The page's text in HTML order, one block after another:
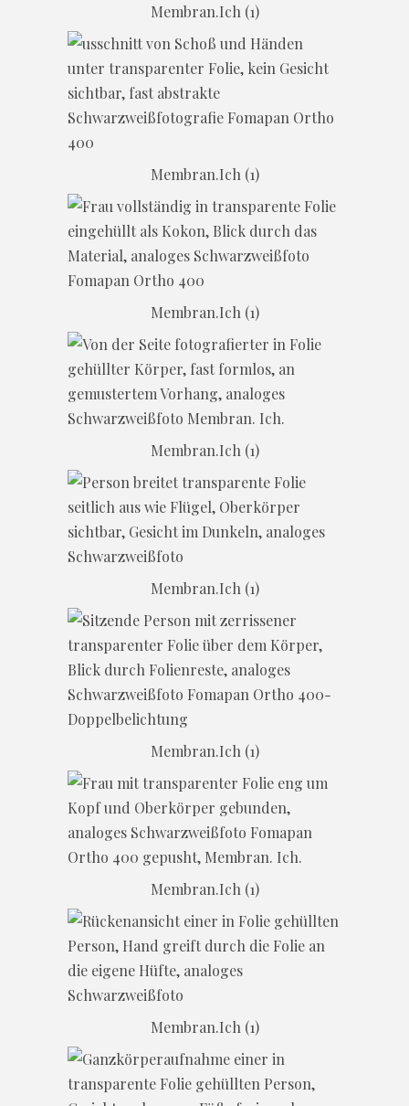
Membran.Ich (1)
Membran.Ich (1)
Membran.Ich (1)
Membran.Ich (1)
Membran.Ich (1)
Membran.Ich (1)
Membran.Ich (1)
Membran.Ich (1)